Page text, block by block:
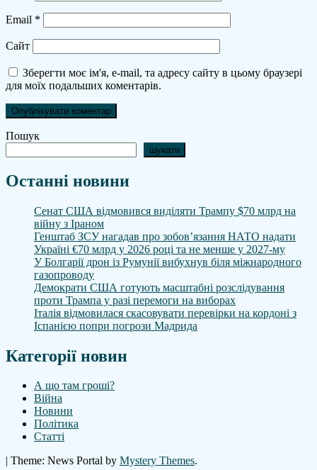
Email *
Сайт
Зберегти моє ім'я, e-mail, та адресу сайту в цьому браузері
для моїх подальших коментарів.
Пошук
шукати
Останні новини
Сенат США відмовився виділяти Трампу $70 млрд на
війну з Іраном
Генштаб ЗСУ нагадав про зобов’язання НАТО надати
Україні €70 млрд у 2026 році та не менше у 2027-му
У Болгарії дрон із Румунії вибухнув біля міжнародного
газопроводу
Демократи США готують масштабні розслідування
проти Трампа у разі перемоги на виборах
Італія відмовилася скасовувати перевірки на кордоні з
Іспанією попри погрози Мадрида
Категорії новин
А що там гроші?
Війна
Новини
Політика
Статті
| Theme: News Portal by Mystery Themes.